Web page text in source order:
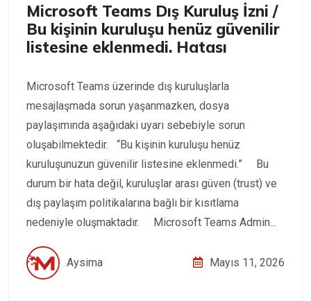
Microsoft Teams Dış Kuruluş İzni /
Bu kişinin kuruluşu henüz güvenilir
listesine eklenmedi. Hatası
Microsoft Teams üzerinde dış kuruluşlarla
mesajlaşmada sorun yaşanmazken, dosya
paylaşımında aşağıdaki uyarı sebebiyle sorun
oluşabilmektedir. “Bu kişinin kuruluşu henüz
kuruluşunuzun güvenilir listesine eklenmedi.” Bu
durum bir hata değil, kuruluşlar arası güven (trust) ve
dış paylaşım politikalarına bağlı bir kısıtlama
nedeniyle oluşmaktadır. Microsoft Teams Admin...
Aysima Mayıs 11, 2026